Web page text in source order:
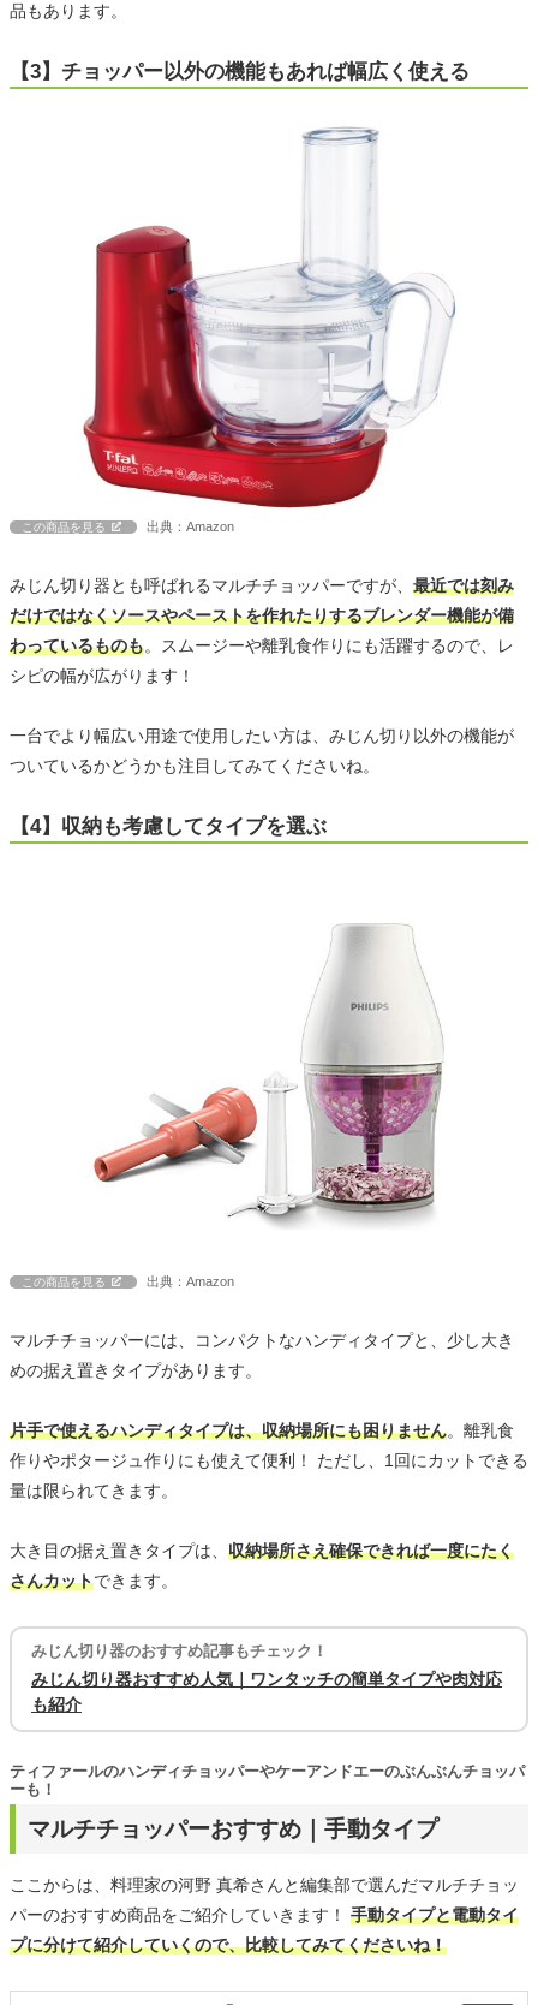
品もあります。
【3】チョッパー以外の機能もあれば幅広く使える
この商品を見る 出典：Amazon
みじん切り器とも呼ばれるマルチチョッパーですが、 最近では刻み
だけではなくソースやペーストを作れたりするブレンダー機能が備
わっているものも。スムージーや離乳食作りにも活躍するので、レ
シピの幅が広がります！
一台でより幅広い用途で使用したい方は、みじん切り以外の機能が
ついているかどうかも注目してみてくださいね。
【4】収納も考慮してタイプを選ぶ
この商品を見る 出典：Amazon
マルチチョッパーには、コンパクトなハンディタイプと、少し大き
めの据え置きタイプがあります。
片手で使えるハンディタイプは、収納場所にも困りません。離乳食
作りやポタージュ作りにも使えて便利！ ただし、1回にカットできる
量は限られてきます。
大き目の据え置きタイプは、 収納場所さえ確保できれば一度にたく
さんカットできます。
みじん切り器のおすすめ記事もチェック！
みじん切り器おすすめ人気｜ワンタッチの簡単タイプや肉対応
も紹介
マルチチョッパーおすすめ｜手動タイプ
ティファールのハンディチョッパーやケーアンドエーのぶんぶんチョッパ
ーも！
ここからは、料理家の河野 真希さんと編集部で選んだマルチチョッ
パーのおすすめ商品をご紹介していきます！ 手動タイプと電動タイ
プに分けて紹介していくので、比較してみてくださいね！